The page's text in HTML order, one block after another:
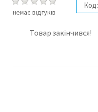
немає відгуків
Код:
Товар закінчився!